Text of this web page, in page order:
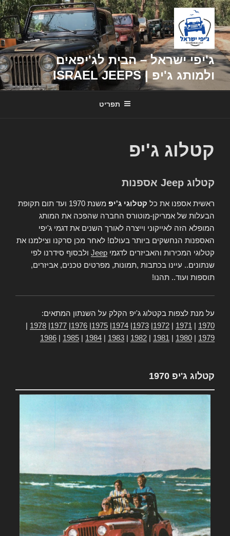
דילוג
לתוכן
ג'יפי ישראל – הבית לג'יפאים
ולמותג ג'יפ | ISRAEL JEEPS
תפריט
קטלוג ג'יפ
קטלוג Jeep אספנות
ראשית אספנו את כל קטלוגי ג'יפ
משנת 1970 ועד תום תקופת
הבעלות של אמריקן-מוטורס החברה שהפכה את המותג
המופלא הזה לאייקוני וייצרה לאורך השנים את דגמי ג'יפי
האספנות הנחשקים ביותר בעולם! לאחר מכן סרקנו וצילמנו את
קטלוגי המכירות והאביזרים לדגמי Jeep ולבסוף סידרנו לפי
שנתונים.. עיינו בכתבות ,תמונות, מפרטים טכנים, אביזרים,
תוספות ועוד.. תהנו!
על מנת לצפות בקטלוג ג'יפ הקלק על השנתון המתאים:
1970
1971
1972
1973
1974
1975
1976
1977
1978
1979
1980
1981
1982
1983
1984
1985
1986
קטלוג ג'יפ 1970